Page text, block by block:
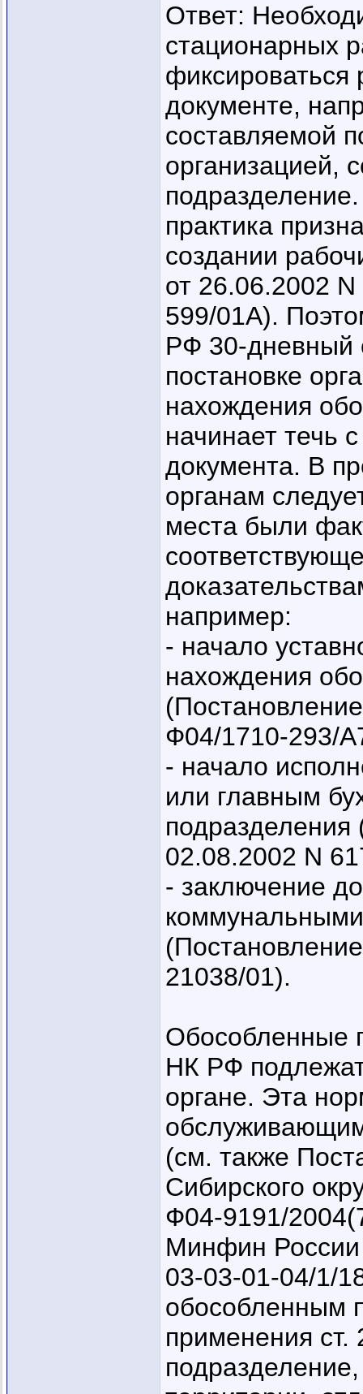
Ответ:
стационарных
фиксироваться
документе,
составляемой
организацией,
практика
создании
от 26.06.2002
599/01А).
РФ 30-дневный
постановке
нахождения
начинает течь
документа. В
органам
места были
например:
- начало
нахождения
Ф04/1710-293/
- начало
или главным
02.08.2002 N
- заключение
21038/01).
Обособленные
НК РФ
органе. Эта
(см. также
Сибирского
Ф04-9191/
Минфин России
03-03-01-04/1/
обособленным
применения ст.